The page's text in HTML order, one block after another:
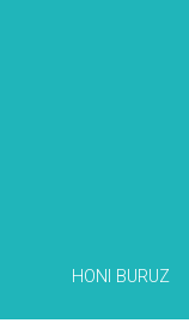
HONI BURUZ